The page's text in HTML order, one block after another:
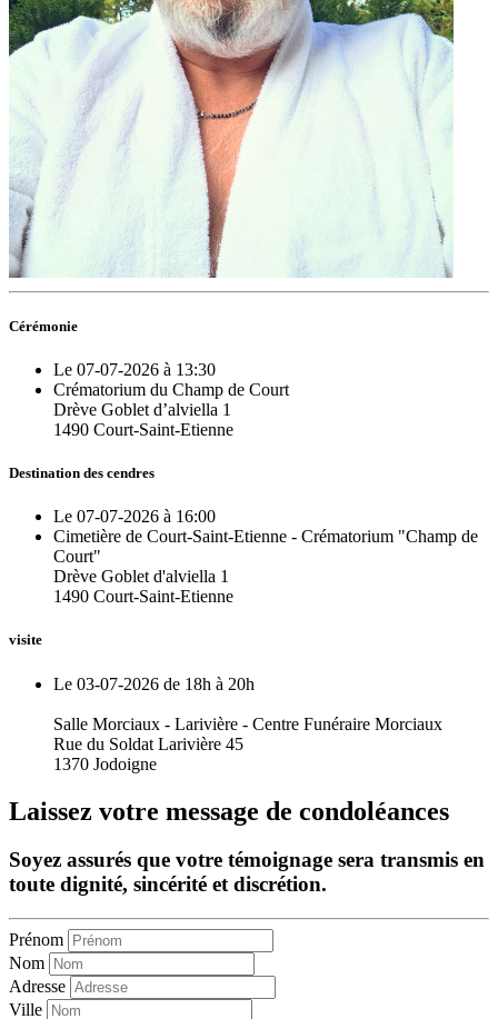
Cérémonie
Le 07-07-2026 à 13:30
Crématorium du Champ de Court
Drève Goblet d’alviella 1
1490 Court-Saint-Etienne
Destination des cendres
Le 07-07-2026 à 16:00
Cimetière de Court-Saint-Etienne - Crématorium "Champ de
Court"
Drève Goblet d'alviella 1
1490 Court-Saint-Etienne
visite
Le 03-07-2026 de 18h à 20h
Salle Morciaux - Larivière - Centre Funéraire Morciaux
Rue du Soldat Larivière 45
1370 Jodoigne
Laissez votre message de condoléances
Soyez assurés que votre témoignage sera transmis en
toute dignité, sincérité et discrétion.
Prénom
Nom
Adresse
Ville